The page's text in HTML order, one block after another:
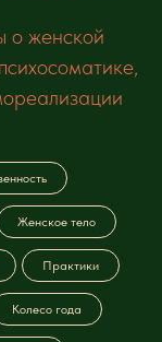
о женской
Женское тело
Практики
Колесо года